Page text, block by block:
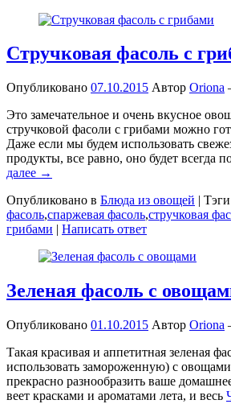
Стручковая фасоль с
Опубликовано 07.10.2015 Автор Oriona
Это замечательное и очень вкусное
стручковой фасоли с грибами можно
Даже если мы будем использовать
продукты, все равно, оно будет всегда
далее →
Опубликовано в Блюда из овощей |
фасоль,спаржевая фасоль,стручковая
грибами | Написать ответ
Зеленая фасоль с
Опубликовано 01.10.2015 Автор Oriona
Такая красивая и аппетитная зеленая
использовать замороженную) с
прекрасно разнообразить ваше
веет красками и ароматами лета, и весь